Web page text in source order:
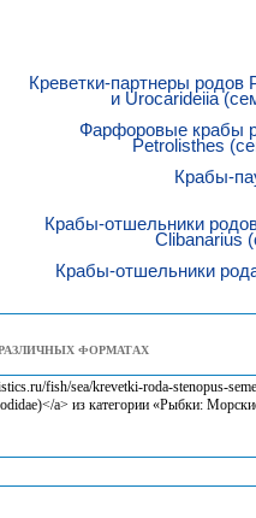
Креветки-партнеры родов
и Urocarideiia
Фарфоровые крабы
Petrolisthes
Крабы-
Крабы-отшельники
Clibanarius
Крабы-отшельники
ФОРМАТАХ